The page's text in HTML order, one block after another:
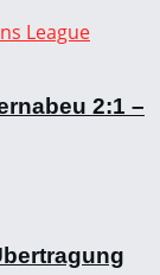
2:1 –